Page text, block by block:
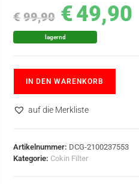
€ 99,90 €49,90
lagernd
IN DEN WARENKORB
auf die Merkliste
Artikelnummer: DCG-2100237553
Kategorie: Cokin Filter